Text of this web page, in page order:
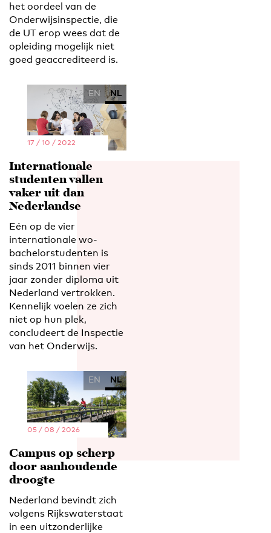
het oordeel van de
Onderwijsinspectie, die
de UT erop wees dat de
opleiding mogelijk niet
goed geaccrediteerd is.
EN NL
17 / 10 / 2022
Internationale
studenten vallen
vaker uit dan
Nederlandse
Eén op de vier
internationale wo-
bachelorstudenten is
sinds 2011 binnen vier
jaar zonder diploma uit
Nederland vertrokken.
Kennelijk voelen ze zich
niet op hun plek,
concludeert de Inspectie
van het Onderwijs.
EN NL
05 / 08 / 2026
Campus op scherp
door aanhoudende
droogte
Nederland bevindt zich
volgens Rijkswaterstaat
in een uitzonderlijke